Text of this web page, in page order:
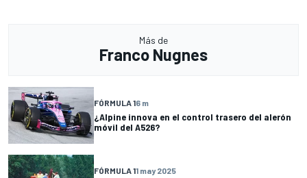
Más de
Franco Nugnes
FÓRMULA 16 m
¿Alpine innova en el control trasero del alerón
móvil del A526?
FÓRMULA 11 may 2025